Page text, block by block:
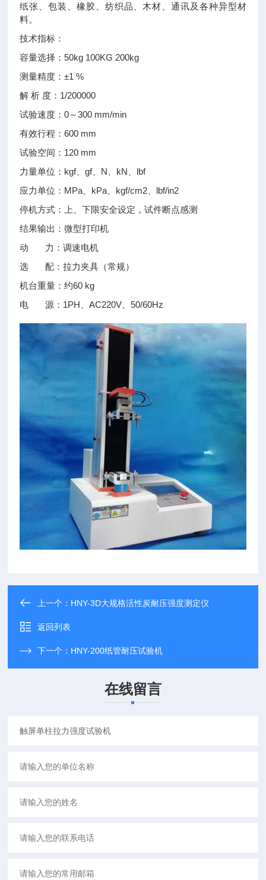
纸张、包装、橡胶、纺织品、木材、通讯及各种异型材
料。
技术指标：
容量选择：50kg 100KG 200kg
测量精度：±1 %
解 析 度：1/200000
试验速度：0～300 mm/min
有效行程：600 mm
试验空间：120 mm
力量单位：kgf、gf、N、kN、lbf
应力单位：MPa、kPa、kgf/cm2、lbf/in2
停机方式：上、下限安全设定，试件断点感测
结果输出：微型打印机
动 力：调速电机
选 配：拉力夹具（常规）
机台重量：约60 kg
电 源：1PH、AC220V、50/60Hz
上一个： HNY-3D大规格活性炭耐压强度测定仪
返回列表
下一个： HNY-200纸管耐压试验机
在线留言